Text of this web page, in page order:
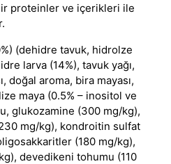
proteinler ve içerikleri ile
(dehidre tavuk, hidrolze
larva (14%), tavuk yağı,
doğal aroma, bira mayası,
maya (0.5% – inositol ve
glukozamine (300 mg/kg),
mg/kg), kondroitin sulfat
(180 mg/kg),
devedikeni tohumu (110